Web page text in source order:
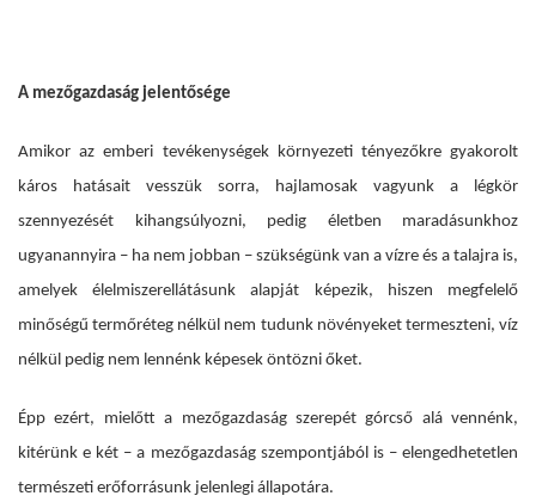
A mezőgazdaság jelentősége
Amikor az emberi tevékenységek környezeti tényezőkre gyakorolt
káros hatásait vesszük sorra, hajlamosak vagyunk a légkör
szennyezését kihangsúlyozni, pedig életben maradásunkhoz
ugyanannyira – ha nem jobban – szükségünk van a vízre és a talajra is,
amelyek élelmiszerellátásunk alapját képezik, hiszen megfelelő
minőségű termőréteg nélkül nem tudunk növényeket termeszteni, víz
nélkül pedig nem lennénk képesek öntözni őket.
Épp ezért, mielőtt a mezőgazdaság szerepét górcső alá vennénk,
kitérünk e két – a mezőgazdaság szempontjából is – elengedhetetlen
természeti erőforrásunk jelenlegi állapotára.